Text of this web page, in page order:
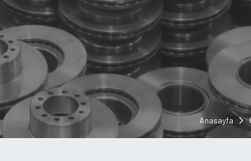
Anasayfa